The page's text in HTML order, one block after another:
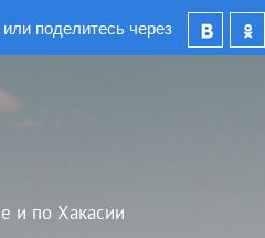
или поделитесь через
и по Хакасии